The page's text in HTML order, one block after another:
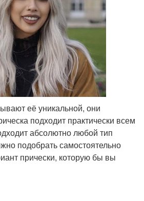
её уникальной, они
подходит практически всем
абсолютно любой тип
подобрать самостоятельно
прически, которую бы вы